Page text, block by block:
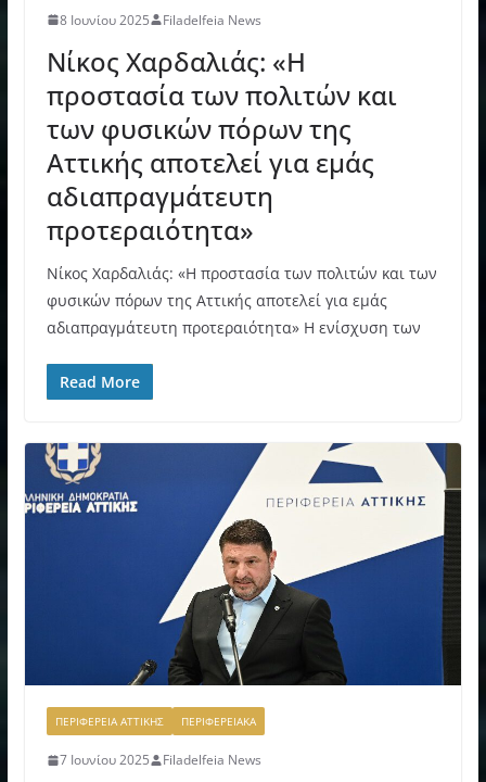
8 Ιουνίου 2025 Filadelfeia News
Νίκος Χαρδαλιάς: «Η
προστασία των πολιτών και
των φυσικών πόρων της
Αττικής αποτελεί για εμάς
αδιαπραγμάτευτη
προτεραιότητα»
Νίκος Χαρδαλιάς: «Η προστασία των πολιτών και των
φυσικών πόρων της Αττικής αποτελεί για εμάς
αδιαπραγμάτευτη προτεραιότητα» Η ενίσχυση των
Read More
ΠΕΡΙΦΕΡΕΙΑ ΑΤΤΙΚΗΣ ΠΕΡΙΦΕΡΕΙΑΚΑ
7 Ιουνίου 2025 Filadelfeia News